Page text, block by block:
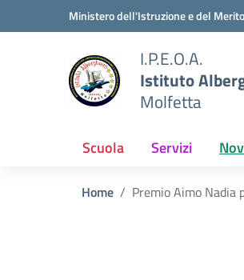
Vai ai contenuti
Vai al menu di navigazioneMinistero dell'Istruzione e del Merito
I.P.E.O.A.
Istituto
Molfetta
Scuola Servizi
Home Premio Aimo Nadia